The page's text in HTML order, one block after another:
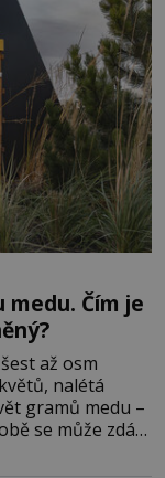
medu. Čím je
až osm
nalétá
gramů medu –
se může zdát